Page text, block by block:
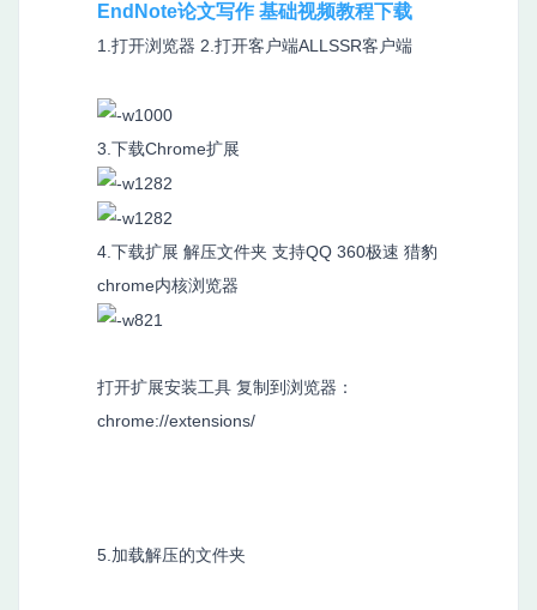
EndNote论文写作 基础视频教程下载
1.打开浏览器 2.打开客户端ALLSSR客户端
3.下载Chrome扩展
4.下载扩展 解压文件夹 支持QQ 360极速 猎豹
chrome内核浏览器
打开扩展安装工具 复制到浏览器：
chrome://extensions/
5.加载解压的文件夹